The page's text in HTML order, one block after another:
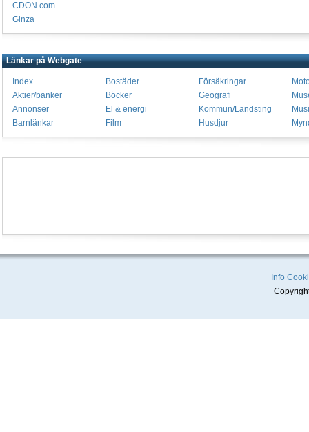
CDON.com
Ginza
Länkar på Webgate
Index
Aktier/banker
Annonser
Barnlänkar
Bostäder
Böcker
El & energi
Film
Försäkringar
Geografi
Kommun/Landsting
Husdjur
Info